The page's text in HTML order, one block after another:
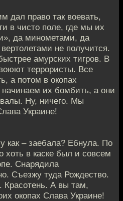
дал право так воевать,
в чисто поле, где мы их
да минометами, да
не получится.
амурских тигров. В
террористы. Все
а потом в окопах
их бомбить, а они
Ну, ничего. Мы
Украине!
как – заебала? Ебнула. По
хоть в каске был и совсем
Снарядила
Съезжу туда Рождество.
Красотень. А вы там,
окопах Слава Украине!